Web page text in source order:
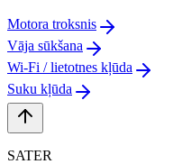
Motora troksnis
Vāja sūkšana
Wi-Fi / lietotnes kļūda
Suku kļūda
SATER